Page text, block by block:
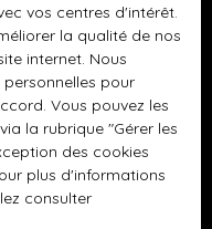
- Boussy-Saint-
m² - Thomery
le-Temple
Varreddes
vos centres d'intérêt.
la qualité de nos
internet. Nous
pour
Vous pouvez les
la rubrique ″Gérer les
des cookies
plus d'informations
consulter